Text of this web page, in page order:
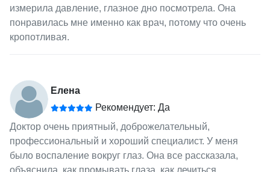
измерила давление, глазное дно посмотрела. Она
понравилась мне именно как врач, потому что очень
кропотливая.
Елена
Рекомендует: Да
Доктор очень приятный, доброжелательный,
профессиональный и хороший специалист. У меня
было воспаление вокруг глаз. Она все рассказала,